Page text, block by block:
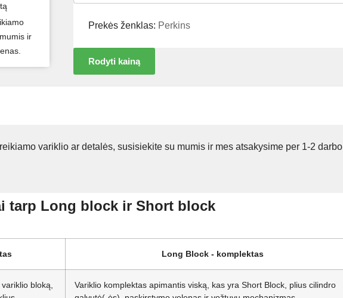
ir
Prekės ženklas: Perkins
Rodyti kainą
variklio ar detalės, susisiekite su mumis ir mes atsakysime per 1-2 darbo
tarp Long block ir Short block
Long Block - komplektas
bloką,
Variklio komplektas apimantis viską, kas yra Short Block, plius cilindro